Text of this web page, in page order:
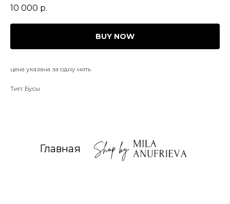
10 000 р.
BUY NOW
цена указана за одну нить
Тип: Бусы
Главная